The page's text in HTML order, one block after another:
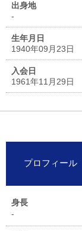
出身地
-
生年月日
1940年09月23日
入会日
1961年11月29日
プロフィール
身長
-